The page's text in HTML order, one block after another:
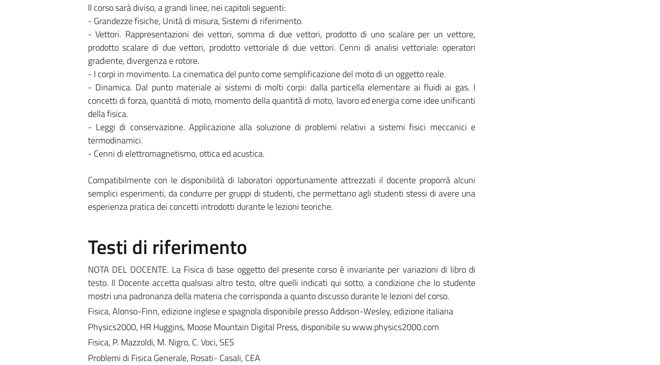
Il corso sarà diviso, a grandi linee, nei capitoli seguenti:
- Grandezze fisiche, Unità di misura, Sistemi di riferimento.
- Vettori. Rappresentazioni dei vettori, somma di due vettori, prodotto di uno scalare per un vettore,
prodotto scalare di due vettori, prodotto vettoriale di due vettori. Cenni di analisi vettoriale: operatori
gradiente, divergenza e rotore.
- I corpi in movimento. La cinematica del punto come semplificazione del moto di un oggetto reale.
- Dinamica. Dal punto materiale ai sistemi di molti corpi: dalla particella elementare ai fluidi ai gas. I
concetti di forza, quantità di moto, momento della quantità di moto, lavoro ed energia come idee unificanti
della fisica.
- Leggi di conservazione. Applicazione alla soluzione di problemi relativi a sistemi fisici meccanici e
termodinamici.
- Cenni di elettromagnetismo, ottica ed acustica.
Compatibilmente con le disponibilità di laboratori opportunamente attrezzati il docente proporrà alcuni
semplici esperimenti, da condurre per gruppi di studenti, che permettano agli studenti stessi di avere una
esperienza pratica dei concetti introdotti durante le lezioni teoriche.
Testi di riferimento
NOTA DEL DOCENTE. La Fisica di base oggetto del presente corso è invariante per variazioni di libro di
testo. Il Docente accetta qualsiasi altro testo, oltre quelli indicati qui sotto, a condizione che lo studente
mostri una padronanza della materia che corrisponda a quanto discusso durante le lezioni del corso.
Fisica, Alonso-Finn, edizione inglese e spagnola disponibile presso Addison-Wesley, edizione italiana
Physics2000, HR Huggins, Moose Mountain Digital Press, disponibile su www.physics2000.com
Fisica, P. Mazzoldi, M. Nigro, C. Voci, SES
Problemi di Fisica Generale, Rosati- Casali, CEA